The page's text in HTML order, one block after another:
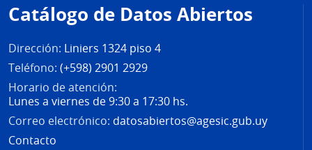
página
Catálogo de Datos Abiertos
Dirección: Liniers 1324 piso 4
Teléfono: (+598) 2901 2929
Horario de atención:
Lunes a viernes de 9:30 a 17:30 hs.
Correo electrónico: datosabiertos@agesic.gub.uy
Contacto